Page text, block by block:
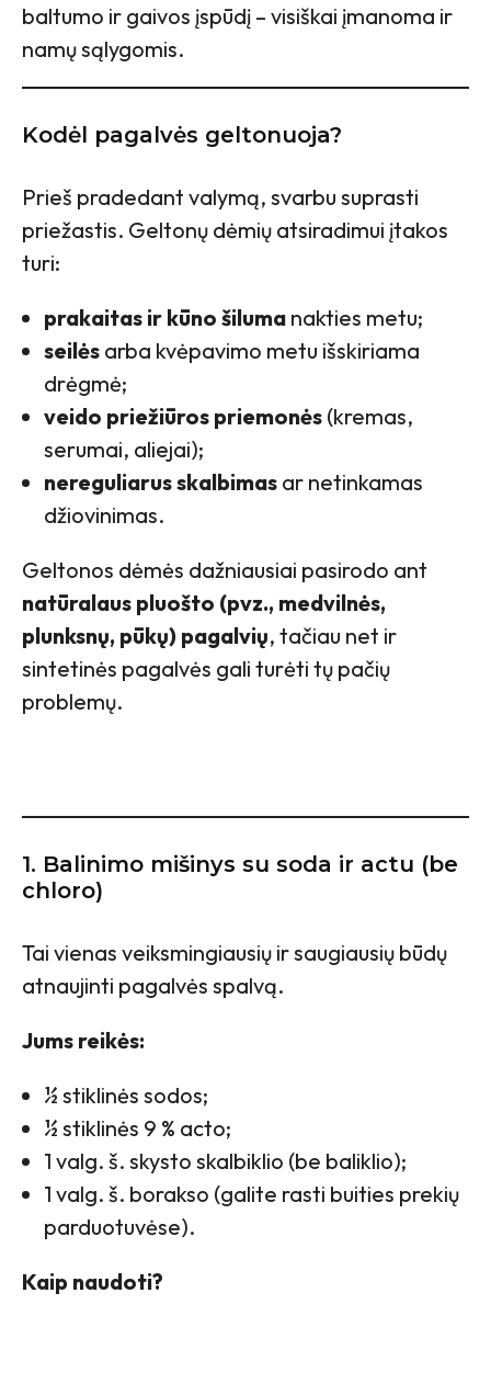
baltumo ir gaivos įspūdį – visiškai įmanoma ir
namų sąlygomis.
Kodėl pagalvės geltonuoja?
Prieš pradedant valymą, svarbu suprasti
priežastis. Geltonų dėmių atsiradimui įtakos
turi:
prakaitas ir kūno šiluma nakties metu;
seilės arba kvėpavimo metu išskiriama
drėgmė;
veido priežiūros priemonės (kremas,
serumai, aliejai);
nereguliarus skalbimas ar netinkamas
džiovinimas.
Geltonos dėmės dažniausiai pasirodo ant
natūralaus pluošto (pvz., medvilnės,
plunksnų, pūkų) pagalvių, tačiau net ir
sintetinės pagalvės gali turėti tų pačių
problemų.
1. Balinimo mišinys su soda ir actu (be
chloro)
Tai vienas veiksmingiausių ir saugiausių būdų
atnaujinti pagalvės spalvą.
Jums reikės:
½ stiklinės sodos;
½ stiklinės 9 % acto;
1 valg. š. skysto skalbiklio (be baliklio);
1 valg. š. borakso (galite rasti buities prekių
parduotuvėse).
Kaip naudoti?